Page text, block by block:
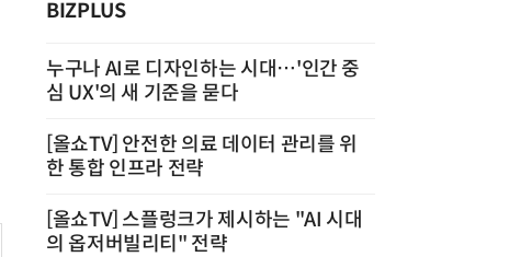
BIZPLUS
누구나 AI로 디자인하는 시대…'인간 중
심 UX'의 새 기준을 묻다
[올쇼TV] 안전한 의료 데이터 관리를 위
한 통합 인프라 전략
[올쇼TV] 스플렁크가 제시하는 "AI 시대
의 옵저버빌리티" 전략